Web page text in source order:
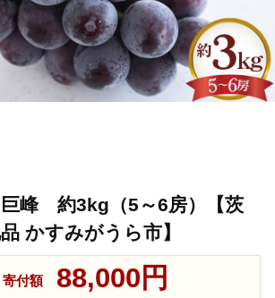
巨峰 約3kg（5～6房）【茨
かすみがうら市】
寄付額 88,000円